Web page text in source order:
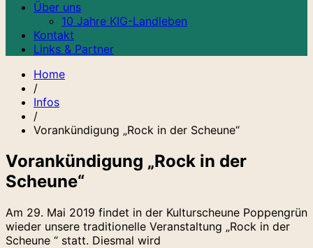
Über uns
10 Jahre KIG-Landleben
Kontakt
Links & Partner
Home
/
Infos
/
Vorankündigung „Rock in der Scheune“
Vorankündigung „Rock in der
Scheune“
Am 29. Mai 2019 findet in der Kulturscheune Poppengrün
wieder unsere traditionelle Veranstaltung „Rock in der
Scheune “ statt. Diesmal wird